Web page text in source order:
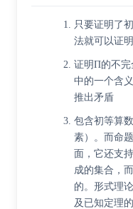
只要证明了
法就可以证
证明Π的不完
中的一个含
推出矛盾
包含初等算
素）。而命
面，它还支
成的集合，
的。形式理
及已知定理